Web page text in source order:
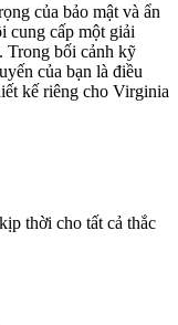
của bảo mật và ẩn
cung cấp một giải
Trong bối cảnh kỹ
của bạn là điều
kế riêng cho Virginia
thời cho tất cả thắc